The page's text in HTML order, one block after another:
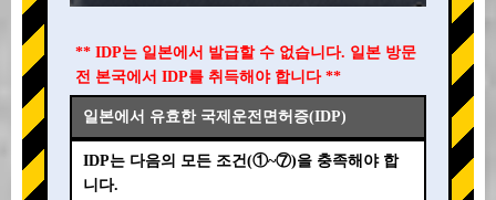
** IDP는 일본에서 발급할 수 없습니다. 일본 방문
전 본국에서 IDP를 취득해야 합니다 **
일본에서 유효한 국제운전면허증(IDP)
IDP는 다음의 모든 조건(①~⑦)을 충족해야 합
니다.